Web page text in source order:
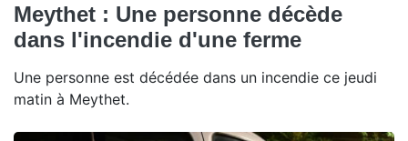
Meythet : Une personne décède
dans l'incendie d'une ferme
Une personne est décédée dans un incendie ce jeudi
matin à Meythet.